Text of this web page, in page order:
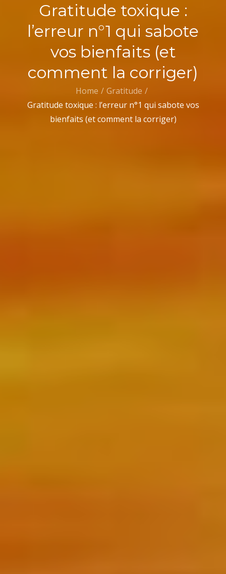
Gratitude toxique :
l’erreur n°1 qui sabote
vos bienfaits (et
comment la corriger)
Home
Gratitude
Gratitude toxique : l’erreur n°1 qui sabote vos
bienfaits (et comment la corriger)